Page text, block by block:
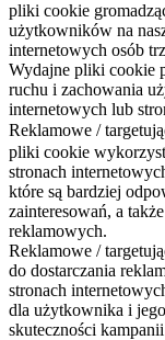
pliki cookie
użytkowników na
internetowych osób
Wydajne pliki cookie
ruchu i zachowania
internetowych lub
Reklamowe /
pliki cookie
stronach
które są bardziej
zainteresowań, a
reklamowych.
Reklamowe /
do dostarczania
stronach
dla użytkownika i
skuteczności